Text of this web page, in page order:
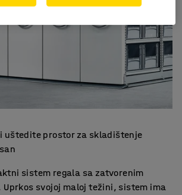
uštedite prostor za skladištenje
sistem regala sa zatvorenim
Uprkos svojoj maloj težini, sistem ima